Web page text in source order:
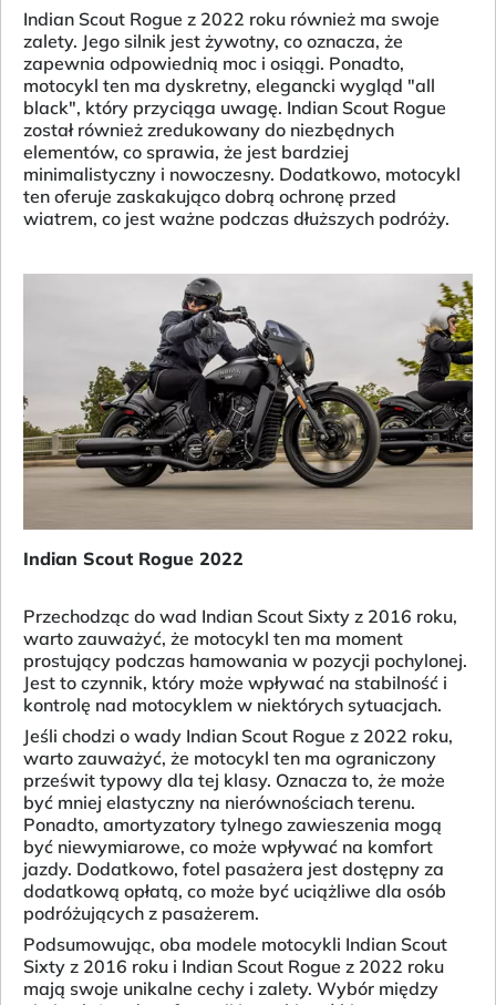
Indian Scout Rogue z 2022 roku również ma swoje
zalety. Jego silnik jest żywotny, co oznacza, że
zapewnia odpowiednią moc i osiągi. Ponadto,
motocykl ten ma dyskretny, elegancki wygląd "all
black", który przyciąga uwagę. Indian Scout Rogue
został również zredukowany do niezbędnych
elementów, co sprawia, że jest bardziej
minimalistyczny i nowoczesny. Dodatkowo, motocykl
ten oferuje zaskakująco dobrą ochronę przed
wiatrem, co jest ważne podczas dłuższych podróży.
Indian Scout Rogue 2022
Przechodząc do wad Indian Scout Sixty z 2016 roku,
warto zauważyć, że motocykl ten ma moment
prostujący podczas hamowania w pozycji pochylonej.
Jest to czynnik, który może wpływać na stabilność i
kontrolę nad motocyklem w niektórych sytuacjach.
Jeśli chodzi o wady Indian Scout Rogue z 2022 roku,
warto zauważyć, że motocykl ten ma ograniczony
prześwit typowy dla tej klasy. Oznacza to, że może
być mniej elastyczny na nierównościach terenu.
Ponadto, amortyzatory tylnego zawieszenia mogą
być niewymiarowe, co może wpływać na komfort
jazdy. Dodatkowo, fotel pasażera jest dostępny za
dodatkową opłatą, co może być uciążliwe dla osób
podróżujących z pasażerem.
Podsumowując, oba modele motocykli Indian Scout
Sixty z 2016 roku i Indian Scout Rogue z 2022 roku
mają swoje unikalne cechy i zalety. Wybór między